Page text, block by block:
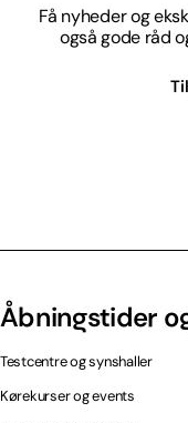
Få nyheder og
også gode råd
Åbningstider
Testcentre og synshaller
Kørekurser og events